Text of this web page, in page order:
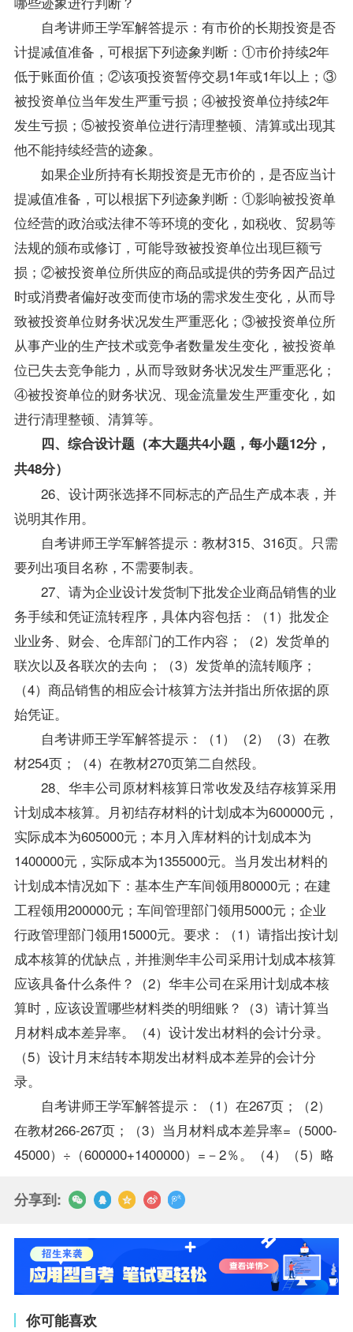
自考讲师王学军解答提示：有市价的长期投资是否
计提减值准备，可根据下列迹象判断：①市价持续2年
低于账面价值；②该项投资暂停交易1年或1年以上；③
被投资单位当年发生严重亏损；④被投资单位持续2年
发生亏损；⑤被投资单位进行清理整顿、清算或出现其
他不能持续经营的迹象。
如果企业所持有长期投资是无市价的，是否应当计
提减值准备，可以根据下列迹象判断：①影响被投资单
位经营的政治或法律不等环境的变化，如税收、贸易等
法规的颁布或修订，可能导致被投资单位出现巨额亏
损；②被投资单位所供应的商品或提供的劳务因产品过
时或消费者偏好改变而使市场的需求发生变化，从而导
致被投资单位财务状况发生严重恶化；③被投资单位所
从事产业的生产技术或竞争者数量发生变化，被投资单
位已失去竞争能力，从而导致财务状况发生严重恶化；
④被投资单位的财务状况、现金流量发生严重变化，如
进行清理整顿、清算等。
四、综合设计题（本大题共4小题，每小题12分，
共48分）
26、设计两张选择不同标志的产品生产成本表，并
说明其作用。
自考讲师王学军解答提示：教材315、316页。只需
要列出项目名称，不需要制表。
27、请为企业设计发货制下批发企业商品销售的业
务手续和凭证流转程序，具体内容包括：（1）批发企
业业务、财会、仓库部门的工作内容；（2）发货单的
联次以及各联次的去向；（3）发货单的流转顺序；
（4）商品销售的相应会计核算方法并指出所依据的原
始凭证。
自考讲师王学军解答提示：（1）（2）（3）在教
材254页；（4）在教材270页第二自然段。
28、华丰公司原材料核算日常收发及结存核算采用
计划成本核算。月初结存材料的计划成本为600000元，
实际成本为605000元；本月入库材料的计划成本为
1400000元，实际成本为1355000元。当月发出材料的
计划成本情况如下：基本生产车间领用80000元；在建
工程领用200000元；车间管理部门领用5000元；企业
行政管理部门领用15000元。要求：（1）请指出按计划
成本核算的优缺点，并推测华丰公司采用计划成本核算
应该具备什么条件？（2）华丰公司在采用计划成本核
算时，应该设置哪些材料类的明细账？（3）请计算当
月材料成本差异率。（4）设计发出材料的会计分录。
（5）设计月末结转本期发出材料成本差异的会计分
录。
自考讲师王学军解答提示：（1）在267页；（2）
在教材266-267页；（3）当月材料成本差异率=（5000-
45000）÷（600000+1400000）=－2％。（4）（5）略
分享到:
你可能喜欢